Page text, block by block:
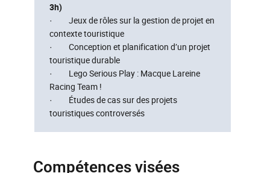
3h)
· Jeux de rôles sur la gestion de projet en
contexte touristique
· Conception et planification d’un projet
touristique durable
· Lego Serious Play : Macque Lareine
Racing Team !
· Études de cas sur des projets
touristiques controversés
Compétences visées